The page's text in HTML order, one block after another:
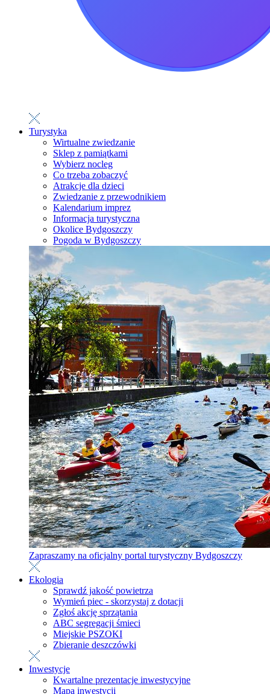
Turystyka
Wirtualne zwiedzanie
Sklep z pamiątkami
Wybierz nocleg
Co trzeba zobaczyć
Atrakcje dla dzieci
Zwiedzanie z przewodnikiem
Kalendarium imprez
Informacja turystyczna
Okolice Bydgoszczy
Pogoda w Bydgoszczy
Zapraszamy na oficjalny portal turystyczny Bydgoszczy
Ekologia
Sprawdź jakość powietrza
Wymień piec - skorzystaj z dotacji
Zgłoś akcję sprzątania
ABC segregacji śmieci
Miejskie PSZOKI
Zbieranie deszczówki
Inwestycje
Kwartalne prezentacje inwestycyjne
Mapa inwestycji